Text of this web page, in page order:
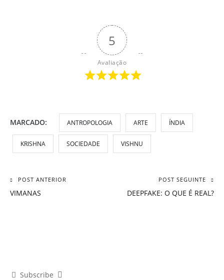
5
Avaliação
MARCADO: ANTROPOLOGIA ARTE ÍNDIA
KRISHNA SOCIEDADE VISHNU
Navegação
POST ANTERIOR
VIMANAS
POST SEGUINTE
DEEPFAKE: O QUE É REAL?
Subscribe